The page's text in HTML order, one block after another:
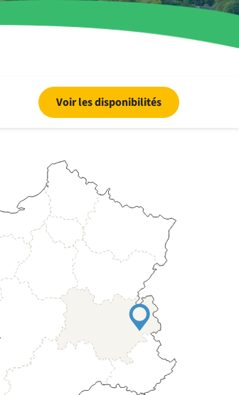
Voir les disponibilités